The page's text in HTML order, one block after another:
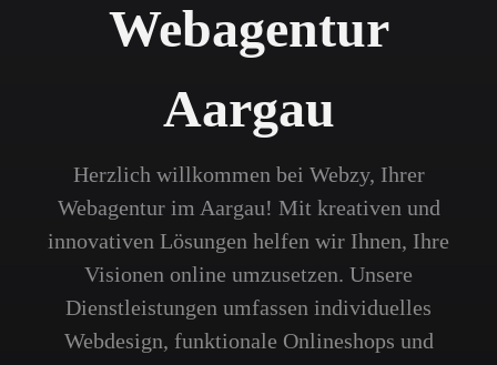
Webagentur
Aargau
Herzlich willkommen bei Webzy, Ihrer
Webagentur im Aargau! Mit kreativen und
innovativen Lösungen helfen wir Ihnen, Ihre
Visionen online umzusetzen. Unsere
Dienstleistungen umfassen individuelles
Webdesign, funktionale Onlineshops und